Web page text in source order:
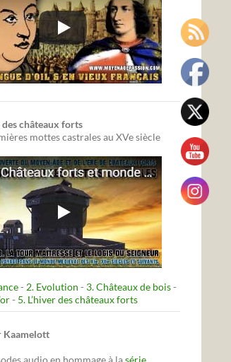
châteaux forts
mottes castrales au XVe siècle
- 2. Evolution - 3. Châteaux de bois-
- 5. L’hiver des châteaux forts
Kaamelott